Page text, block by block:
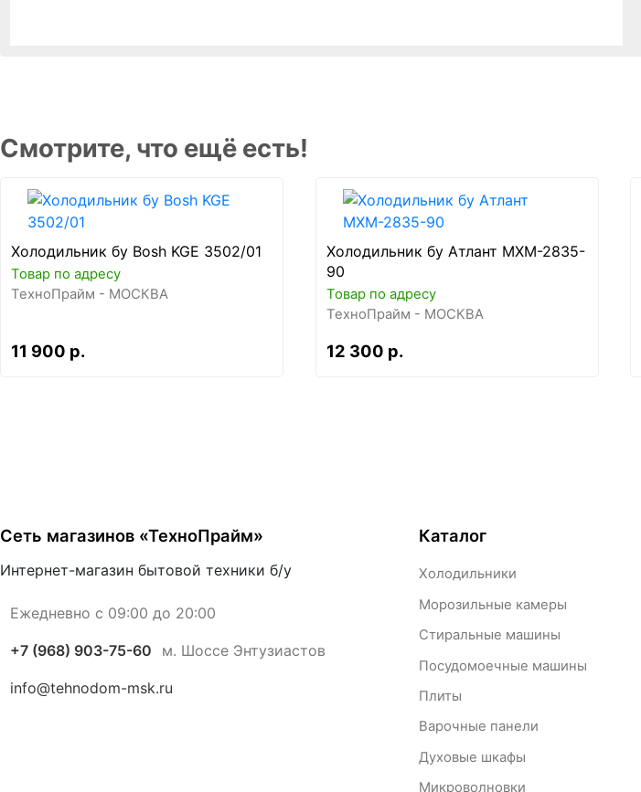
Смотрите, что ещё есть!
Холодильник бу Bosh KGE 3502/01
Товар по адресу
ТехноПрайм - МОСКВА
11 900 р.
Холодильник бу Атлант МХМ-2835-
90
Товар по адресу
ТехноПрайм - МОСКВА
12 300 р.
Сеть магазинов «ТехноПрайм»
Интернет-магазин бытовой техники б/у
Ежедневно с 09:00 до 20:00
+7 (968) 903-75-60 м. Шоссе Энтузиастов
info@tehnodom-msk.ru
Каталог
Холодильники
Морозильные камеры
Стиральные машины
Посудомоечные машины
Плиты
Варочные панели
Духовые шкафы
Микроволновки